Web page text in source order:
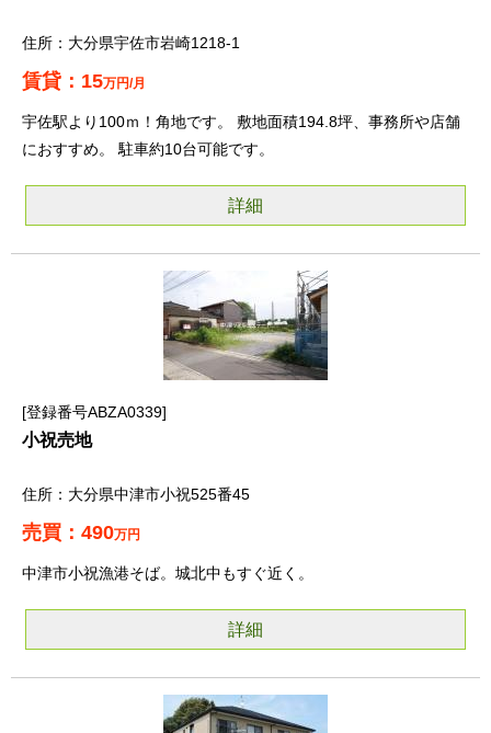
大分県宇佐市岩崎1218-1
15万円/月
宇佐駅より100ｍ！角地です。 敷地面積194.8坪、事務所や店舗
におすすめ。 駐車約10台可能です。
詳細
登録番号ABZA0339
小祝売地
大分県中津市小祝525番45
490万円
中津市小祝漁港そば。城北中もすぐ近く。
詳細